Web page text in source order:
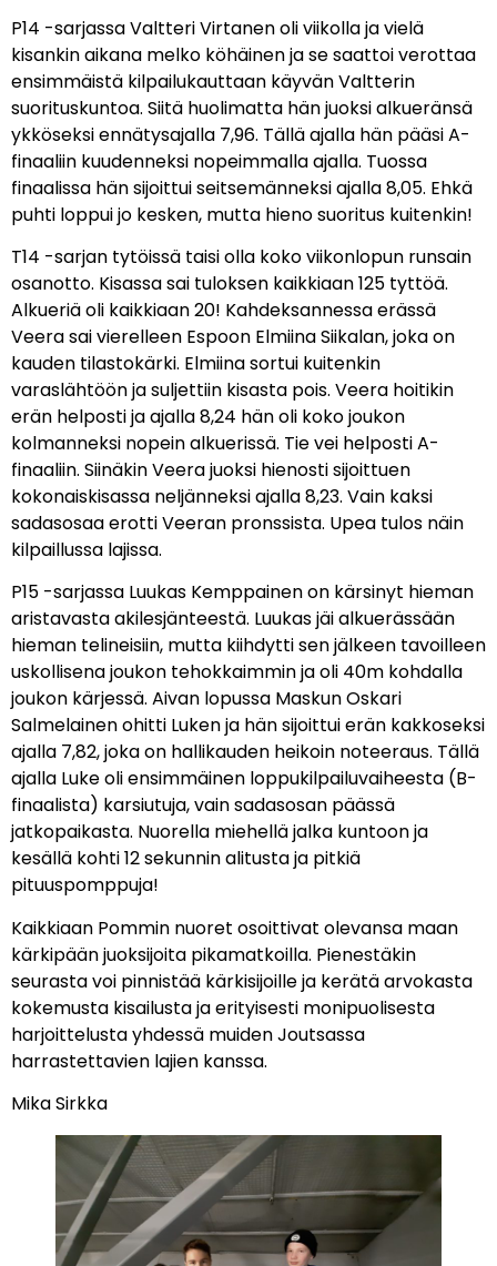
P14 -sarjassa Valtteri Virtanen oli viikolla ja vielä
kisankin aikana melko köhäinen ja se saattoi verottaa
ensimmäistä kilpailukauttaan käyvän Valtterin
suorituskuntoa. Siitä huolimatta hän juoksi alkueränsä
ykköseksi ennätysajalla 7,96. Tällä ajalla hän pääsi A-
finaaliin kuudenneksi nopeimmalla ajalla. Tuossa
finaalissa hän sijoittui seitsemänneksi ajalla 8,05. Ehkä
puhti loppui jo kesken, mutta hieno suoritus kuitenkin!
T14 -sarjan tytöissä taisi olla koko viikonlopun runsain
osanotto. Kisassa sai tuloksen kaikkiaan 125 tyttöä.
Alkueriä oli kaikkiaan 20! Kahdeksannessa erässä
Veera sai vierelleen Espoon Elmiina Siikalan, joka on
kauden tilastokärki. Elmiina sortui kuitenkin
varaslähtöön ja suljettiin kisasta pois. Veera hoitikin
erän helposti ja ajalla 8,24 hän oli koko joukon
kolmanneksi nopein alkuerissä. Tie vei helposti A-
finaaliin. Siinäkin Veera juoksi hienosti sijoittuen
kokonaiskisassa neljänneksi ajalla 8,23. Vain kaksi
sadasosaa erotti Veeran pronssista. Upea tulos näin
kilpaillussa lajissa.
P15 -sarjassa Luukas Kemppainen on kärsinyt hieman
aristavasta akilesjänteestä. Luukas jäi alkuerässään
hieman telineisiin, mutta kiihdytti sen jälkeen tavoilleen
uskollisena joukon tehokkaimmin ja oli 40m kohdalla
joukon kärjessä. Aivan lopussa Maskun Oskari
Salmelainen ohitti Luken ja hän sijoittui erän kakkoseksi
ajalla 7,82, joka on hallikauden heikoin noteeraus. Tällä
ajalla Luke oli ensimmäinen loppukilpailuvaiheesta (B-
finaalista) karsiutuja, vain sadasosan päässä
jatkopaikasta. Nuorella miehellä jalka kuntoon ja
kesällä kohti 12 sekunnin alitusta ja pitkiä
pituuspomppuja!
Kaikkiaan Pommin nuoret osoittivat olevansa maan
kärkipään juoksijoita pikamatkoilla. Pienestäkin
seurasta voi pinnistää kärkisijoille ja kerätä arvokasta
kokemusta kisailusta ja erityisesti monipuolisesta
harjoittelusta yhdessä muiden Joutsassa
harrastettavien lajien kanssa.
Mika Sirkka